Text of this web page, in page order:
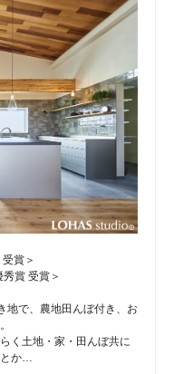
賞＞
賞 受賞＞
地で、農地田んぼ付き、お
く土地・家・田んぼ共に
とか…